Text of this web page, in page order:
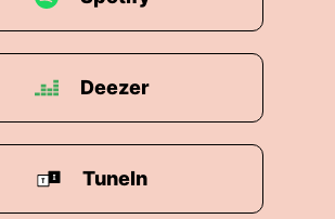
gesehen hast.
Crowns gemacht hat, dann
euch in Deutschland, ich
Deezer
TuneIn